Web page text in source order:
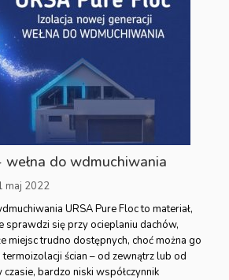
wełna do wdmuchiwania
maj 2022
URSA Pure Floc to materiał,
sprawdzi się przy ocieplaniu dachów,
miejsc trudno dostępnych, choć można go
ścian – od zewnątrz lub od
bardzo niski współczynnik